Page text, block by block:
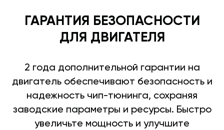
ГАРАНТИЯ БЕЗОПАСНОСТИ
ДЛЯ ДВИГАТЕЛЯ
2 года дополнительной гарантии на
двигатель обеспечивают безопасность и
надежность чип-тюнинга, сохраняя
заводские параметры и ресурсы. Быстро
увеличьте мощность и улучшите